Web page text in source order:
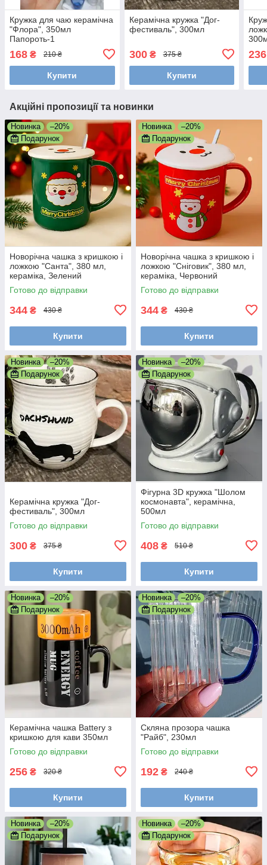
Кружка для чаю керамічна
"Флора", 350мл
Папороть-1
168 ₴ 210 ₴
Купити
Керамічна кружка "Дог-
фестиваль", 300мл
300₴ 375 ₴
Купити
236
Акційні пропозиції та новинки
Новинка
–20%
Подарунок
Новорічна чашка з кришкою і
ложкою "Санта", 380 мл,
кераміка, Зелений
Готово до відправки
344 ₴ 430 ₴
Купити
Новинка
–20%
Подарунок
Новорічна чашка з кришкою і
ложкою "Сніговик", 380 мл,
кераміка, Червоний
Готово до відправки
344 ₴ 430 ₴
Купити
Новинка
–20%
Подарунок
Керамічна кружка "Дог-
фестиваль", 300мл
Готово до відправки
300 ₴ 375 ₴
Купити
Новинка
–20%
Подарунок
Фігурна 3D кружка "Шолом
космонавта", керамічна,
500мл
Готово до відправки
408 ₴ 510 ₴
Купити
Новинка
–20%
Подарунок
Керамічна чашка Battery з
кришкою для кави 350мл
Готово до відправки
256 ₴ 320 ₴
Купити
Новинка
–20%
Подарунок
Скляна прозора чашка
"Райб", 230мл
Готово до відправки
192 ₴ 240 ₴
Купити
Новинка
–20%
Подарунок
Новинка
–20%
Подарунок